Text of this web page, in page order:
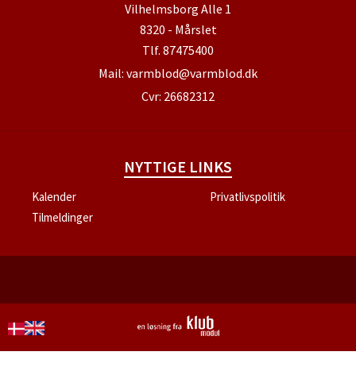
Vilhelmsborg Alle 1
8320 - Mårslet
Tlf. 87475400
Mail: varmblod@varmblod.dk
Cvr: 26682312
NYTTIGE LINKS
Kalender
Privatlivspolitik
Tilmeldinger